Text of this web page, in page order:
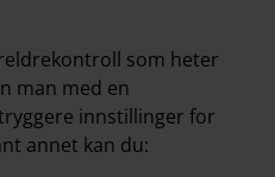
som heter
man med en
innstillinger for
annet kan du: